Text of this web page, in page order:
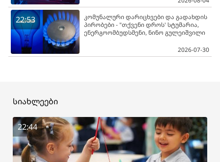
22:53
კომუნალური დარიცხვები და გადახდის
პირობები - "თქვენი დროს' სტუმარია,
ენერგოომბუდსმენი, ნინო გულეიშვილი
2026-07-30
სიახლეები
22:44